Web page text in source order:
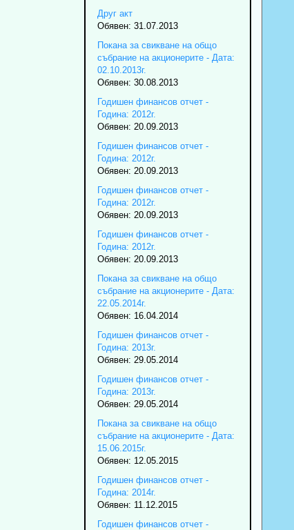
Друг акт
Обявен: 31.07.2013
Покана за свикване на общо
събрание на акционерите - Дата:
02.10.2013г.
Обявен: 30.08.2013
Годишен финансов отчет -
Година: 2012г.
Обявен: 20.09.2013
Годишен финансов отчет -
Година: 2012г.
Обявен: 20.09.2013
Годишен финансов отчет -
Година: 2012г.
Обявен: 20.09.2013
Годишен финансов отчет -
Година: 2012г.
Обявен: 20.09.2013
Покана за свикване на общо
събрание на акционерите - Дата:
22.05.2014г.
Обявен: 16.04.2014
Годишен финансов отчет -
Година: 2013г.
Обявен: 29.05.2014
Годишен финансов отчет -
Година: 2013г.
Обявен: 29.05.2014
Покана за свикване на общо
събрание на акционерите - Дата:
15.06.2015г.
Обявен: 12.05.2015
Годишен финансов отчет -
Година: 2014г.
Обявен: 11.12.2015
Годишен финансов отчет -